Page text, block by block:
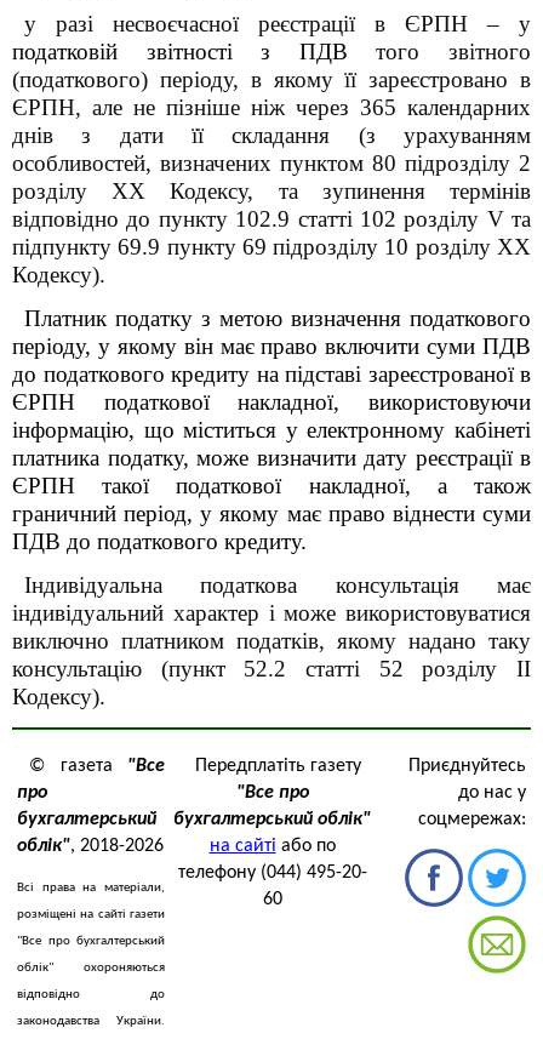
у разі несвоєчасної реєстрації в ЄРПН – у
податковій звітності з ПДВтого звітного
(податкового) періоду, в якому її зареєстровано в
ЄРПН, але не пізніше ніж через 365 календарних
днів з дати її складання (з урахуванням
особливостей, визначених пунктом 80 підрозділу 2
розділу XX Кодексу, та зупинення термінів
відповідно до пункту 102.9 статті 102 розділу V та
підпункту 69.9 пункту 69 підрозділу 10 розділу XX
Кодексу).
Платник податку з метою визначення податкового
періоду, у якому він має право включити суми ПДВ
до податкового кредиту на підставі зареєстрованої в
ЄРПН податкової накладної, використовуючи
інформацію, що міститься у електронному кабінеті
платника податку, може визначити дату реєстрації в
ЄРПН такої податкової накладної, а також
граничний період, у якому має право віднести суми
ПДВ до податкового кредиту.
Індивідуальна податкова консультація має
індивідуальний характер і може використовуватися
виключно платником податків, якому надано таку
консультацію (пункт 52.2 статті 52 розділу II
Кодексу).
© газета "Все
про
бухгалтерський
облік", 2018-2026
Всі права на матеріали,
розміщені на сайті газети
"Все про бухгалтерський
облік" охороняються
відповідно до
законодавства України.
Передплатіть газету
"Все про
бухгалтерський облік"
на сайті або по
телефону (044) 495-20-
60
Приєднуйтесь
до нас у
соцмережах: